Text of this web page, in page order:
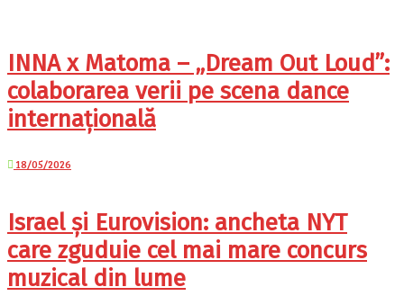
INNA x Matoma – „Dream Out Loud”:
colaborarea verii pe scena dance
internațională
18/05/2026
Israel și Eurovision: ancheta NYT
care zguduie cel mai mare concurs
muzical din lume